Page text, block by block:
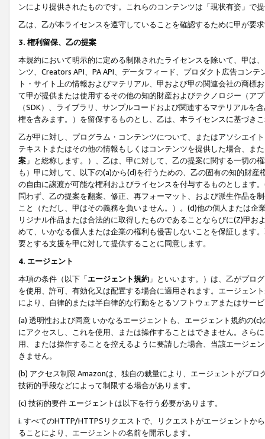
ンにより提供されたものです。これらのコンテンツは「現状有姿」で
乙は、乙が本ライセンスを遵守していることを確認するために甲が要
3. 権利留保、乙の提案
本規約において明示的に定める制限されたライセンスを除いて、甲は
ンツ、Creators API、PA API、データフィード、プロダクト広告コン
ト・サイト上の情報およびマテリアル、甲および甲の関連会社の商
て甲が提供または使用するその他の知的財産およびテクノロジー（ア
（SDK）、ライブラリ、サンプルコードおよび関連するマテリアル
権を含みます。）を留保するものとし、乙は、本ライセンスに基づき
乙が甲に対し、プログラム・コンテンツについて、またはアソシエイ
テキストまたはその他の情報もしくはコンテンツを提供した場合、ま
案 」と総称します。）、乙は、甲に対して、乙の提案に関する一切
も）甲に対して、以下の(a)から(d)を行うための、乙の固有の知的財
の自由に譲渡が可能な権利およびライセンスを付与するものとします
問わず、乙の提案を翻案、修正、再フォーマット、および派生作品を
こと（ただし、甲はその義務を負いません。）。(d)他の個人または
リジナル作品または合法的に取得したものであることならびに(Z)甲
めて、いかなる個人または企業の権利も侵害しないことを保証します
要とする支援を甲に対して提供することに同意します。
4. エージェント
本項の条件（以下「エージェント規約 」といいます。）は、乙がプロ
を使用、許可、有効化又は配置する場合に適用されます。エージェン
により、自律的または半自律的な行動をとるソフトウェアまたはサー
(a) 透明性および同意 いかなるエージェントも、エージェント規約の
にアクセスし、これを使用、または操作することはできません。さら
用、または操作することを控えるように要請した場合、当該エージェ
きません。
(b) アクセス制限 Amazonは、独自の裁量により、エージェントがプ
技術的手段などによって制限する場合があります。
(c) 技術的要件 エージェントは以下を行う必要があります。
i. すべてのHTTP/HTTPSリクエストで、リクエストがエージェントか
ることにより、エージェントの名前を開示します。